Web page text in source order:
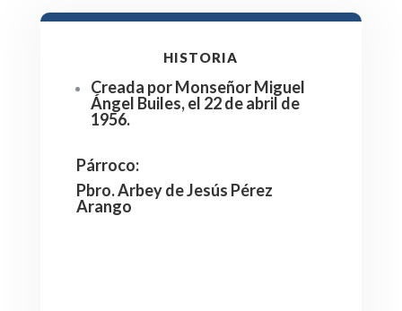
HISTORIA
Creada por Monseñor Miguel
Ángel Builes, el 22 de abril de
1956.
Párroco:
Pbro. Arbey de Jesús Pérez
Arango